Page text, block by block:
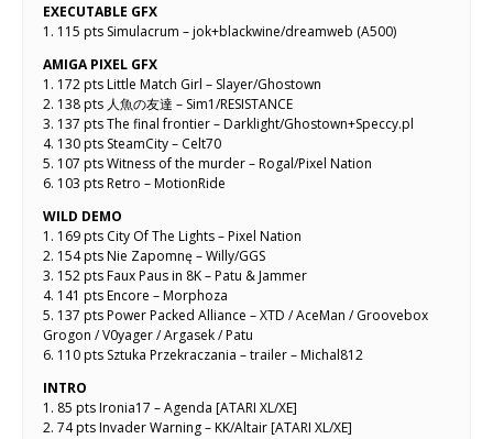
EXECUTABLE GFX
1. 115 pts Simulacrum – jok+blackwine/dreamweb (A500)
AMIGA PIXEL GFX
1. 172 pts Little Match Girl – Slayer/Ghostown
2. 138 pts 人魚の友達 – Sim1/RESISTANCE
3. 137 pts The final frontier – Darklight/Ghostown+Speccy.pl
4. 130 pts SteamCity – Celt70
5. 107 pts Witness of the murder – Rogal/Pixel Nation
6. 103 pts Retro – MotionRide
WILD DEMO
1. 169 pts City Of The Lights – Pixel Nation
2. 154 pts Nie Zapomnę – Willy/GGS
3. 152 pts Faux Paus in 8K – Patu & Jammer
4. 141 pts Encore – Morphoza
5. 137 pts Power Packed Alliance – XTD / AceMan / Groovebox
Grogon / V0yager / Argasek / Patu
6. 110 pts Sztuka Przekraczania – trailer – Michal812
INTRO
1. 85 pts Ironia17 – Agenda [ATARI XL/XE]
2. 74 pts Invader Warning – KK/Altair [ATARI XL/XE]